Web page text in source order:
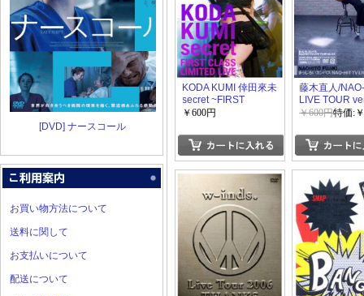
[DVD] ナースコール
お買い物方法について
送料に関して
お支払いについて
配送について
KODA KUMI 倖田來未
secret ~FIRST
CLASS LIMITED
￥600円
藤木直人/
LIVE TOUR
まっしろいカ
￥600円特価: